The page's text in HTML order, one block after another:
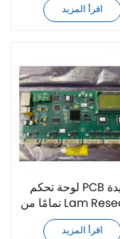
اقرأ المزيد
لوحة تحكم PCB جديدة
تمامًا من Lam Research
810-002895-203
اقرأ المزيد